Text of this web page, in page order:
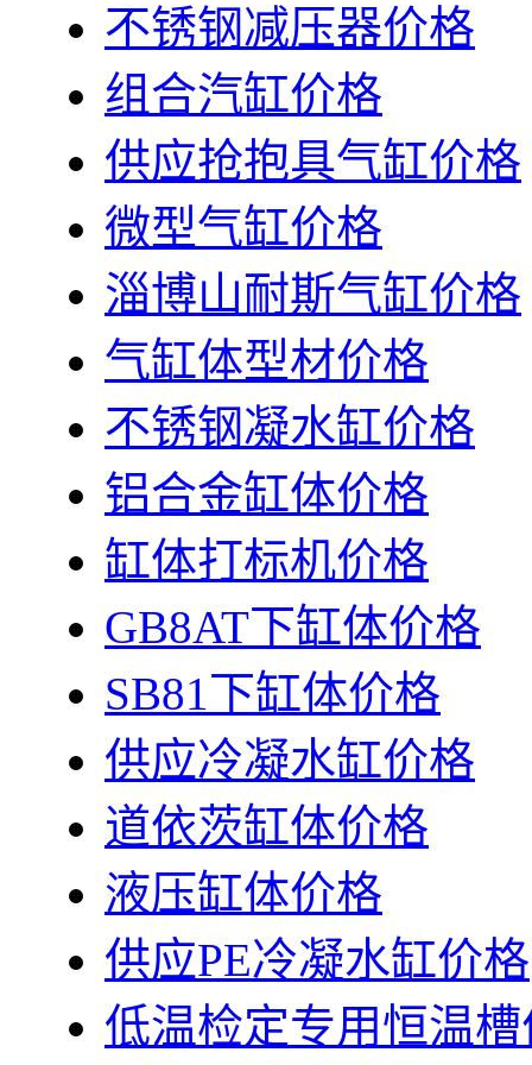
不锈钢减压器价格
组合汽缸价格
供应抢抱具气缸价格
微型气缸价格
淄博山耐斯气缸价格
气缸体型材价格
不锈钢凝水缸价格
铝合金缸体价格
缸体打标机价格
GB8AT下缸体价格
SB81下缸体价格
供应冷凝水缸价格
道依茨缸体价格
液压缸体价格
供应PE冷凝水缸价格
低温检定专用恒温